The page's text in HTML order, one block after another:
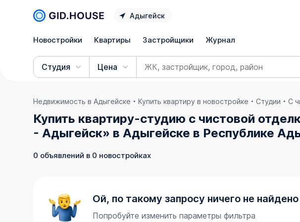
Адыгейск
Новостройки Квартиры Застройщики Журнал
Студия Цена
Недвижимость в Адыгейске Купить квартиру в новостройке Студии С
Купить квартиру-студию с чистовой
- Адыгейск» в Адыгейске в Республике
0 объявлений в 0 новостройках
Ой, по такому запросу ничего не найдено
Попробуйте изменить параметры фильтра